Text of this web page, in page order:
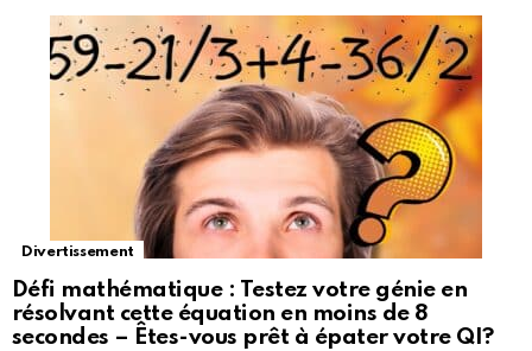
Divertissement
Défi mathématique : Testez votre génie en
résolvant cette équation en moins de 8
secondes – Êtes-vous prêt à épater votre QI?